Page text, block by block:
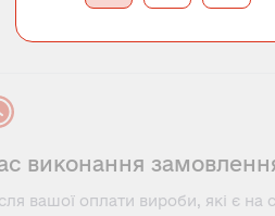
виконання
вашої оплати вироби, які є на